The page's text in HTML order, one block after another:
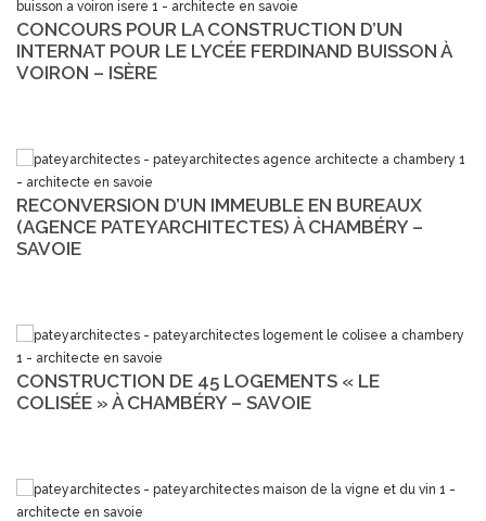
CONCOURS POUR LA CONSTRUCTION D’UN
INTERNAT POUR LE LYCÉE FERDINAND BUISSON À
VOIRON – ISÈRE
RECONVERSION D’UN IMMEUBLE EN BUREAUX
(AGENCE PATEYARCHITECTES) À CHAMBÉRY –
SAVOIE
CONSTRUCTION DE 45 LOGEMENTS « LE
COLISÉE » À CHAMBÉRY – SAVOIE